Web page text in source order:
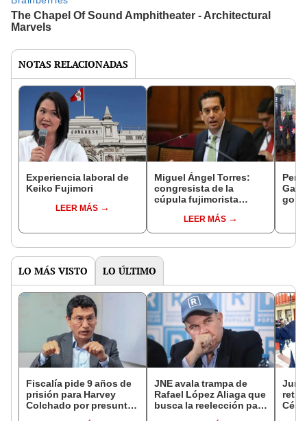
NOTAS RELACIONADAS
Experiencia laboral de
Keiko Fujimori
LEER MÁS
Miguel Ángel Torres:
congresista de la
cúpula fujimorista
del SenadoLEER MÁS
LO MÁS VISTO LO ÚLTIMO
Fiscalía pide 9 años de
prisión para Harvey
Colchado por presunta
JNE avala trampa de
Rafael López Aliaga que
busca la reelección para